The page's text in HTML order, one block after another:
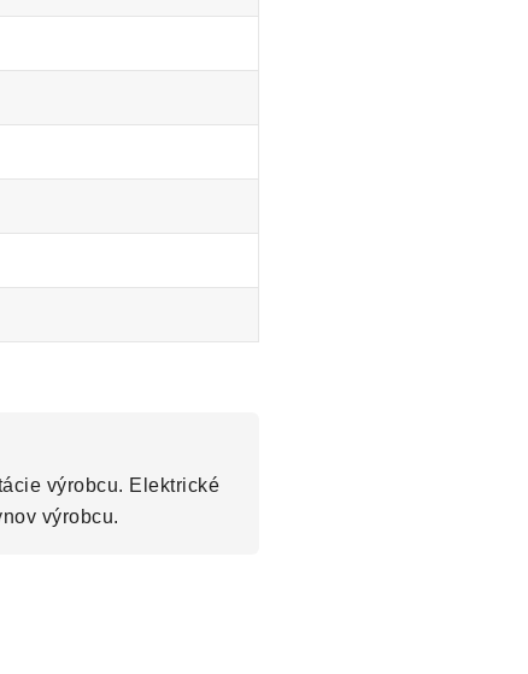
výrobcu. Elektrické
výrobcu.